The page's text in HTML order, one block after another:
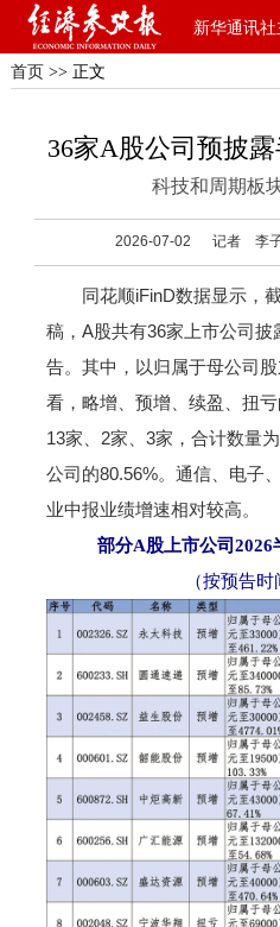
新华通讯社
首页 >> 正文
36家A股公司预披
科技和周期板
2026-07-02 记者 李
同花顺iFinD数据显示，截
稿，A股共有36家上市公司披
告。其中，以归属于母公司
看，略增、预增、续盈、扭亏
13家、2家、3家，合计数量
公司的80.56%。通信、电子
业中报业绩增速相对较高。
部分A股上市公司
（按预告时